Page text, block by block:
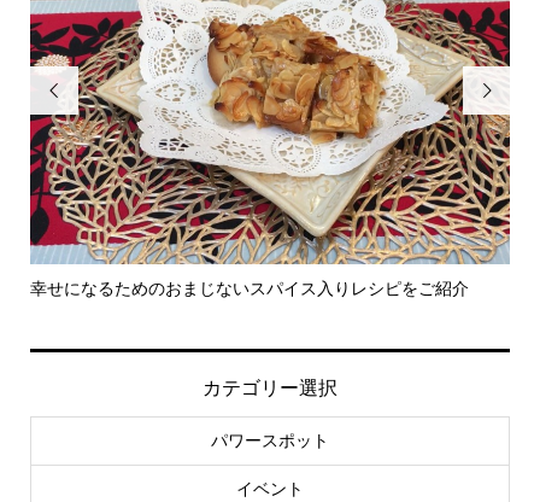

ご紹介 今月のPETさん

カテゴリー選択
パワースポット
イベント